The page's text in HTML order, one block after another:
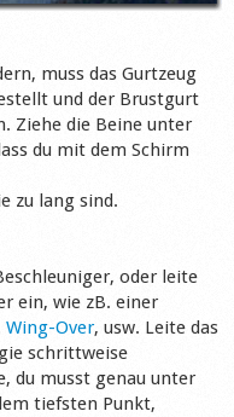
muss das Gurtzeug
und der Brustgurt
Ziehe die Beine unter
du mit dem Schirm
zu lang sind.
oder leite
ein, wie zB. einer
Wing-Over, usw. Leite das
schrittweise
du musst genau unter
tiefsten Punkt,